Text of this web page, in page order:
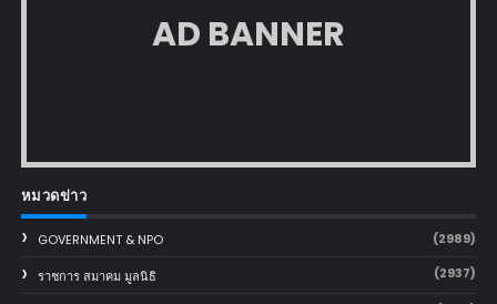
AD BANNER
หมวดข่าว
GOVERNMENT & NPO (2989)
ราชการ สมาคม มูลนิธิ (2937)